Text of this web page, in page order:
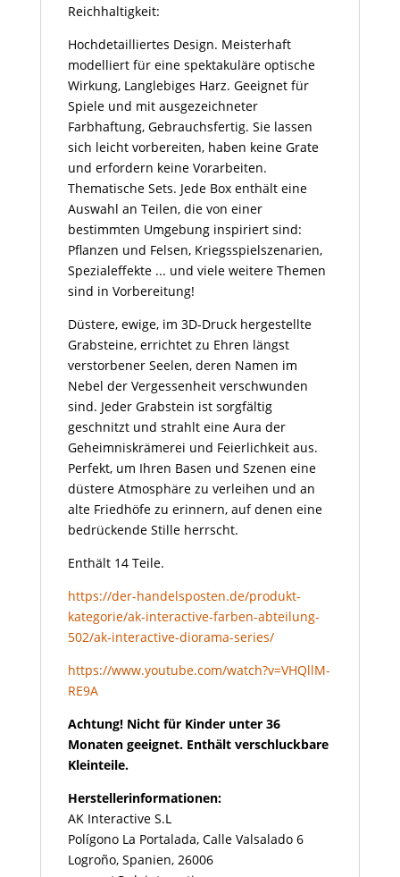
Reichhaltigkeit:
Hochdetailliertes Design. Meisterhaft
modelliert für eine spektakuläre optische
Wirkung, Langlebiges Harz. Geeignet für
Spiele und mit ausgezeichneter
Farbhaftung, Gebrauchsfertig. Sie lassen
sich leicht vorbereiten, haben keine Grate
und erfordern keine Vorarbeiten.
Thematische Sets. Jede Box enthält eine
Auswahl an Teilen, die von einer
bestimmten Umgebung inspiriert sind:
Pflanzen und Felsen, Kriegsspielszenarien,
Spezialeffekte ... und viele weitere Themen
sind in Vorbereitung!
Düstere, ewige, im 3D-Druck hergestellte
Grabsteine, errichtet zu Ehren längst
verstorbener Seelen, deren Namen im
Nebel der Vergessenheit verschwunden
sind. Jeder Grabstein ist sorgfältig
geschnitzt und strahlt eine Aura der
Geheimniskrämerei und Feierlichkeit aus.
Perfekt, um Ihren Basen und Szenen eine
düstere Atmosphäre zu verleihen und an
alte Friedhöfe zu erinnern, auf denen eine
bedrückende Stille herrscht.
Enthält 14 Teile.
https://der-handelsposten.de/produkt-
kategorie/ak-interactive-farben-abteilung-
502/ak-interactive-diorama-series/
https://www.youtube.com/watch?v=VHQllM-
RE9A
Achtung! Nicht für Kinder unter 36
Monaten geeignet. Enthält verschluckbare
Kleinteile.
Herstellerinformationen:
AK Interactive S.L
Polígono La Portalada, Calle Valsalado 6
Logroño, Spanien, 26006